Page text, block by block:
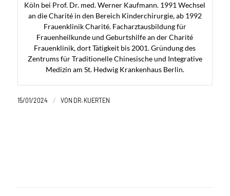
Köln bei Prof. Dr. med. Werner Kaufmann. 1991 Wechsel
an die Charité in den Bereich Kinderchirurgie, ab 1992
Frauenklinik Charité. Facharztausbildung für
Frauenheilkunde und Geburtshilfe an der Charité
Frauenklinik, dort Tätigkeit bis 2001. Gründung des
Zentrums für Traditionelle Chinesische und Integrative
Medizin am St. Hedwig Krankenhaus Berlin.
15/01/2024 / VON DR. KUERTEN